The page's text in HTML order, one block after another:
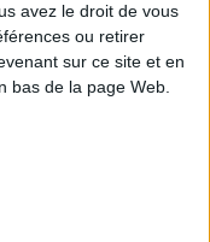
avez le droit de vous
ou retirer
sur ce site et en
bas de la page Web.
ET GASTRONOMIE